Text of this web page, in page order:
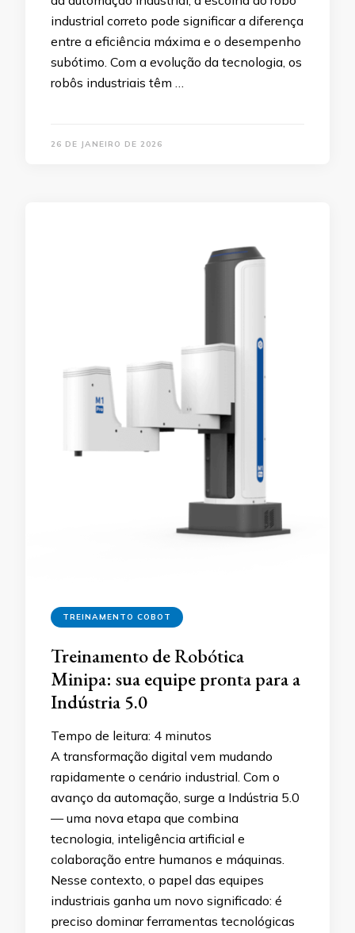
industrial correto pode significar a diferença
entre a eficiência máxima e o desempenho
subótimo. Com a evolução da tecnologia, os
robôs industriais têm …
26 DE JANEIRO DE 2026
TREINAMENTO COBOT
Treinamento de Robótica
Minipa: sua equipe pronta para a
Indústria 5.0
Tempo de leitura: 4 minutos
A transformação digital vem mudando
rapidamente o cenário industrial. Com o
avanço da automação, surge a Indústria 5.0
— uma nova etapa que combina
tecnologia, inteligência artificial e
colaboração entre humanos e máquinas.
Nesse contexto, o papel das equipes
industriais ganha um novo significado: é
preciso dominar ferramentas tecnológicas